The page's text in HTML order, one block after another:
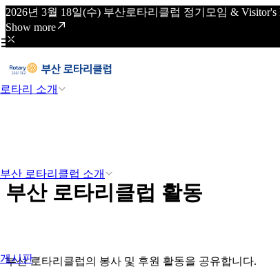
2026년 3월 18일(수) 부산로타리클럽 정기모임 &
Show more
로타리 소개
부산 로타리클럽 소개
게시판
부산 로타리클럽 활동
부산 로타리클럽의 봉사 및 후원 활동을 공유합니다.